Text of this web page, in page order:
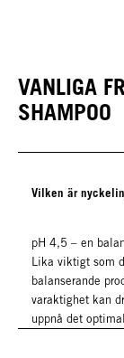
VANLIGA
SHAMPOO
Vilken är
pH 4,5 – en
Lika viktigt som
balanserande
varaktighet kan
uppnå det